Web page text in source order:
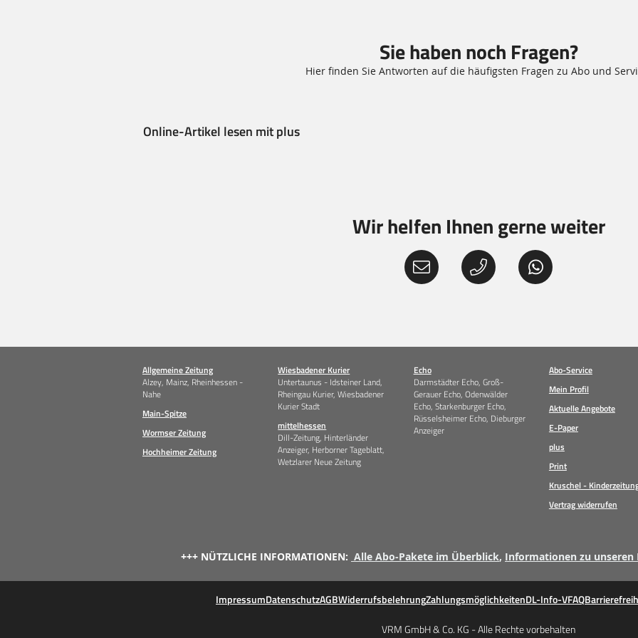
Sie haben noch Fragen?
Hier finden Sie Antworten auf die häufigsten Fragen zu Abo und
Online-Artikel lesen mit plus
Wir helfen Ihnen gerne weiter
Allgemeine Zeitung
Alzey, Mainz, Rheinhessen -
Nahe
Main-Spitze
Wormser Zeitung
Hochheimer Zeitung
Wiesbadener Kurier
Untertaunus - Idsteiner Land,
Rheingau Kurier, Wiesbadener
Kurier Stadt
mittelhessen
Dill-Zeitung, Hinterländer
Anzeiger, Herborner Tageblatt,
Wetzlarer Neue Zeitung
Echo
Darmstädter Echo, Groß-
Gerauer Echo, Odenwälder
Echo, Starkenburger Echo,
Rüsselsheimer Echo, Dieburger
Anzeiger
Abo-Service
Mein Profil
Aktuelle Angebote
E-Paper
plus
Print
Kruschel -
Vertrag widerrufen
+++ NÜTZLICHE INFORMATIONEN: Alle Abo-Pakete im Überblick, Informationen zu
ImpressumDatenschutzAGBWiderrufsbelehrungZahlungsmöglichkeitenDL-Info-VFAQ
VRM GmbH & Co. KG - Alle Rechte vorbehalten